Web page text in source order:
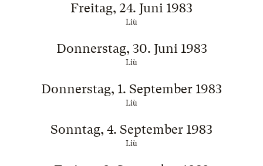
Freitag, 24. Juni 1983
Liù
Donnerstag, 30. Juni 1983
Liù
Donnerstag, 1. September 1983
Liù
Sonntag, 4. September 1983
Liù